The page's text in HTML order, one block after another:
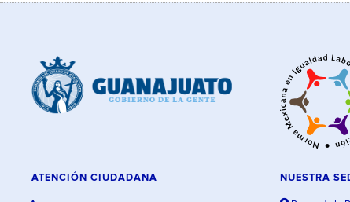
ATENCIÓN CIUDADANA NUESTRA